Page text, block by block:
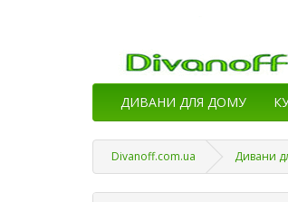
ДИВАНИ ДЛЯ ДОМУ
Divanoff.com.ua Дивани